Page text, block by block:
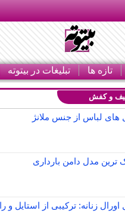
تازه ها تبلیغات در بیتوته
و کفش
های لباس از جنس ملانژ
ترین مدل دامن بارداری
اورال زنانه: ترکیبی از استایل و